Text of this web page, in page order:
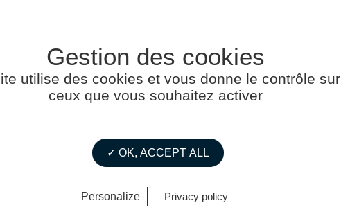
utilise des cookies et vous donne le contrôle sur
ceux que vous souhaitez activer
✓ OK, ACCEPT ALL
Personalize Privacy policy